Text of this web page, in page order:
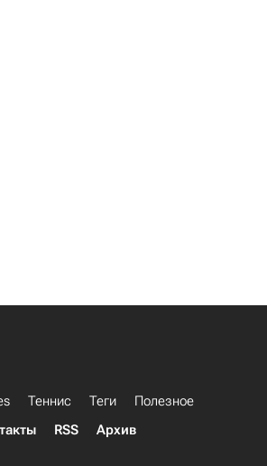
Теннис Теги
Полезное
RSS Архив